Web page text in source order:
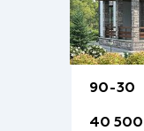
90-30
40